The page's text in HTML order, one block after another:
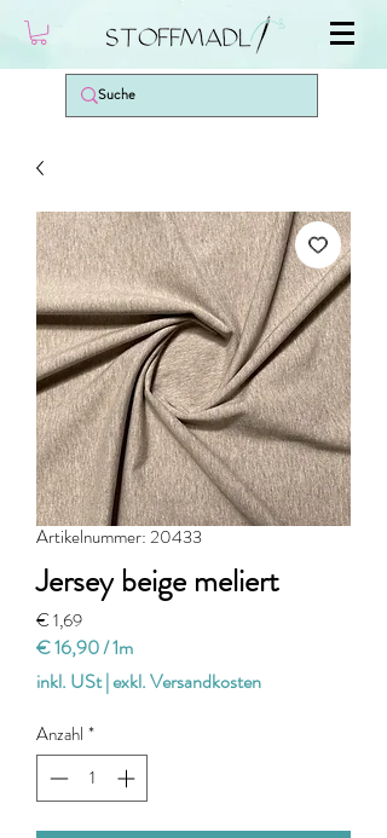
Artikelnummer: 20433
Jersey beige meliert
€ 1,69Preis
€ 16,90/1m
€ 16,90
pro
1
Meter
inkl. USt|exkl. Versandkosten
Anzahl *